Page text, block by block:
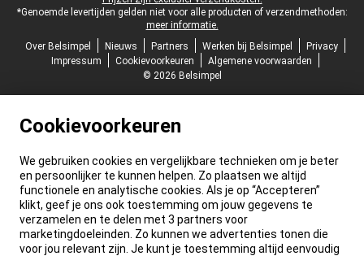
*Genoemde levertijden gelden niet voor alle producten of verzendmethoden:
meer informatie.
Over Belsimpel
Nieuws Partners Werken bij Belsimpel
Privacy
Impressum
Cookievoorkeuren
Algemene voorwaarden
© 2026 Belsimpel
Cookievoorkeuren
We gebruiken cookies en vergelijkbare technieken om je beter
en persoonlijker te kunnen helpen. Zo plaatsen we altijd
functionele en analytische cookies. Als je op “Accepteren”
klikt, geef je ons ook toestemming om jouw gegevens te
verzamelen en te delen met 3 partners voor
marketingdoeleinden. Zo kunnen we advertenties tonen die
voor jou relevant zijn. Je kunt je toestemming altijd eenvoudig